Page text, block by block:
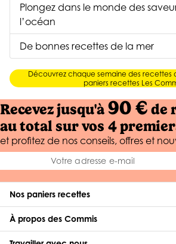
Plongez dans le monde des
l’océan
De bonnes recettes de la mer
Découvrez chaque semaine des recettes
paniers recettes Les
Recevez jusqu'à 90 €de
au total sur vos 4
et profitez de nos conseils, offres et
Nos paniers recettes
À propos des Commis